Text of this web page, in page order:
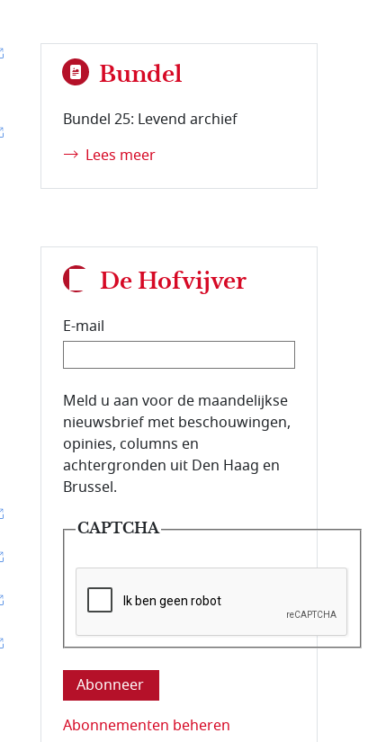
Bundel
Bundel 25: Levend archief
Lees meer
De Hofvijver
E-mail
E-mailadres van de abonnee.
Meld u aan voor de maandelijkse
nieuwsbrief met beschouwingen,
opinies, columns en
achtergronden uit Den Haag en
Brussel.
CAPTCHA
Deze vraag is om te controleren dat u
Abonnementen beheren